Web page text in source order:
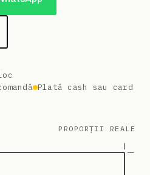
Plată cash sau card
PROPORȚII REALE